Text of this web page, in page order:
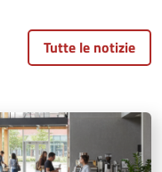
Tutte le notizie